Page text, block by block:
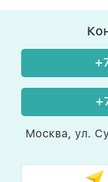
Москва, ул.